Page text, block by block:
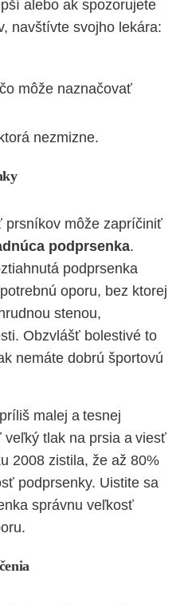
alebo ak spozorujete
navštívte svojho lekára:
môže naznačovať
nezmizne.
prsníkov môže zapríčiniť
podprsenka.
podprsenka
oporu, bez ktorej
stenou,
Obzvlášť bolestivé to
nemáte dobrú športovú
malej a tesnej
veľký tlak na prsia a viesť
2008 zistila, že až 80%
podprsenky. Uistite sa
správnu veľkosť